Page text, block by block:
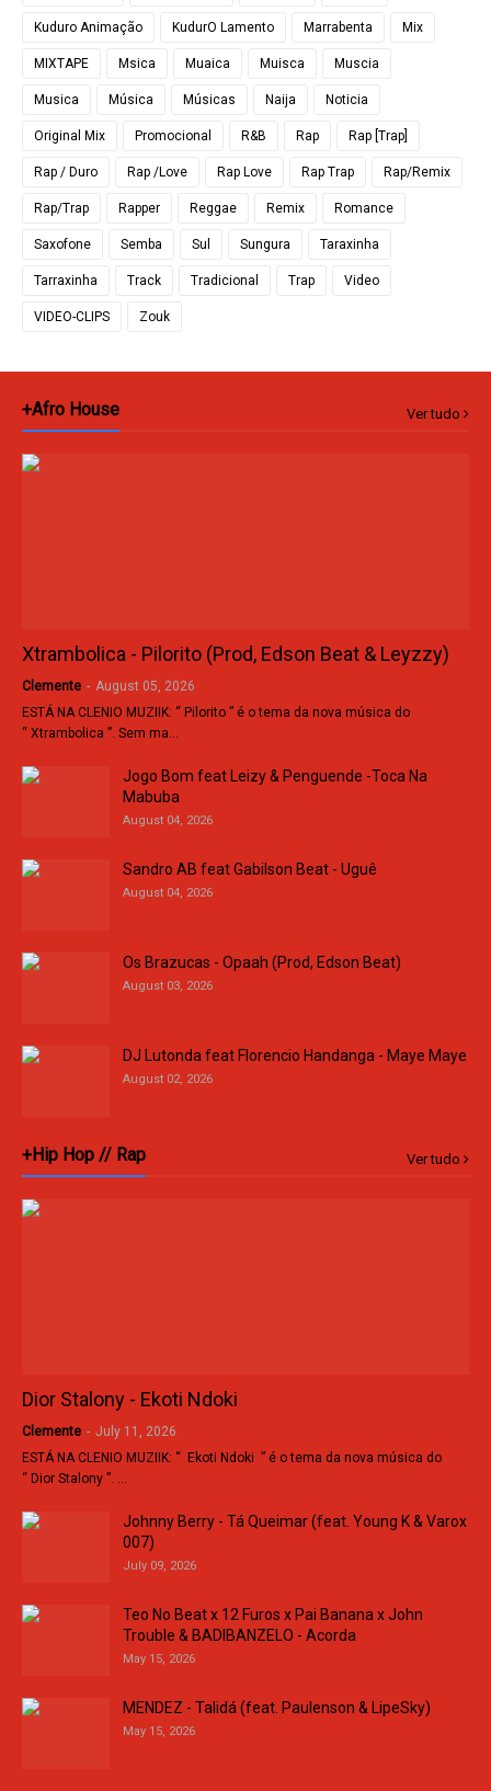
Kuduro Animação KudurO Lamento Marrabenta Mix
MIXTAPE Msica Muaica Muisca Muscia
Musica Música Músicas Naija Noticia
Original Mix Promocional R&B Rap Rap [Trap]
Rap / Duro Rap /Love Rap Love Rap Trap Rap/Remix
Rap/Trap Rapper Reggae Remix Romance
Saxofone Semba Sul Sungura Taraxinha
Tarraxinha Track Tradicional Trap Video
VIDEO-CLIPS Zouk
+Afro House Ver tudo
Xtrambolica - Pilorito (Prod, Edson Beat & Leyzzy)
Clemente - August 05, 2026
ESTÁ NA CLENIO MUZIIK: “ Pilorito ” é o tema da nova música do
“ Xtrambolica ”. Sem ma…
Jogo Bom feat Leizy & Penguende -Toca Na
Mabuba
August 04, 2026
Sandro AB feat Gabilson Beat - Uguê
August 04, 2026
Os Brazucas - Opaah (Prod, Edson Beat)
August 03, 2026
DJ Lutonda feat Florencio Handanga - Maye Maye
August 02, 2026
+Hip Hop // Rap Ver tudo
Dior Stalony - Ekoti Ndoki
Clemente - July 11, 2026
ESTÁ NA CLENIO MUZIIK: “ Ekoti Ndoki ” é o tema da nova música do
“ Dior Stalony ”. …
Johnny Berry - Tá Queimar (feat. Young K & Varox
007)
July 09, 2026
Teo No Beat x 12 Furos x Pai Banana x John
Trouble & BADIBANZELO - Acorda
May 15, 2026
MENDEZ - Talidá (feat. Paulenson & LipeSky)
May 15, 2026